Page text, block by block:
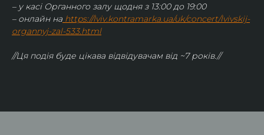
– у касі Органного залу щодня з 13:00 до 19:00
– онлайн на https://lviv.kontramarka.ua/uk/concert/lvivskij-
organnyj-zal-533.html
//Ця подія буде цікава відвідувачам від ~7 років.//